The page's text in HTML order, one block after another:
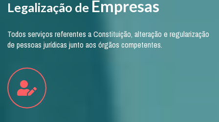
Legalização de Empresas
Todos serviços referentes a Constituição, alteração e regularização
de pessoas jurídicas junto aos órgãos competentes.